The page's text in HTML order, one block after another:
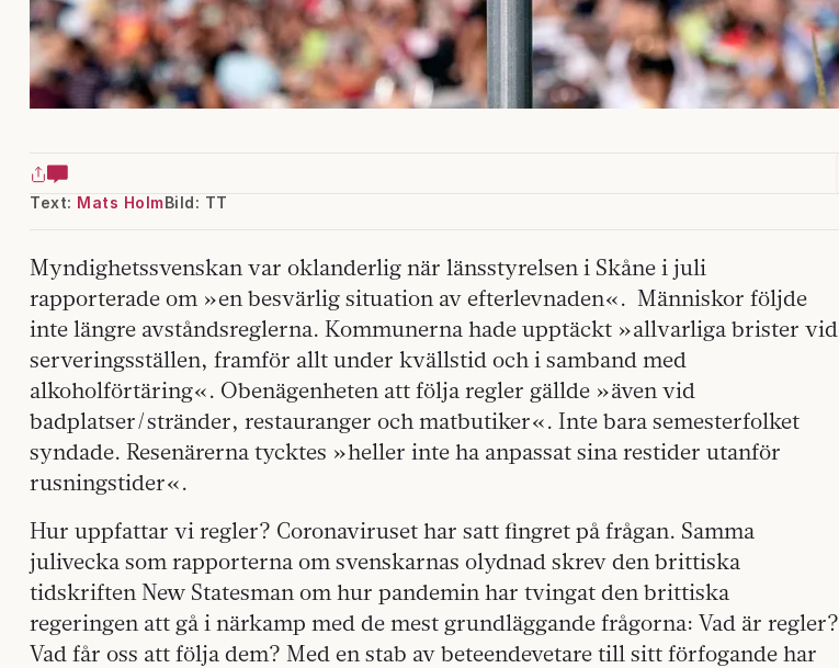
Text: Mats HolmBild: TT
Myndighetssvenskan var oklanderlig när länsstyrelsen i Skåne i juli
rapporterade om »en besvärlig situation av efterlevnaden«. Människor följde
inte längre avståndsreglerna. Kommunerna hade upptäckt »allvarliga brister vid
serveringsställen, framför allt under kvällstid och i samband med
alkoholförtäring«. Obenägenheten att följa regler gällde »även vid
badplatser/stränder, restauranger och matbutiker«. Inte bara semesterfolket
syndade. Resenärerna tycktes »heller inte ha anpassat sina restider utanför
rusningstider«.
Hur uppfattar vi regler? Coronaviruset har satt fingret på frågan. Samma
julivecka som rapporterna om svenskarnas olydnad skrev den brittiska
tidskriften New Statesman om hur pandemin har tvingat den brittiska
regeringen att gå i närkamp med de mest grundläggande frågorna: Vad är regler?
Vad får oss att följa dem? Med en stab av beteendevetare till sitt förfogande har